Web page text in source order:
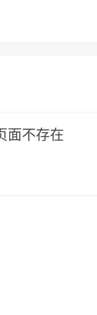
面不存在